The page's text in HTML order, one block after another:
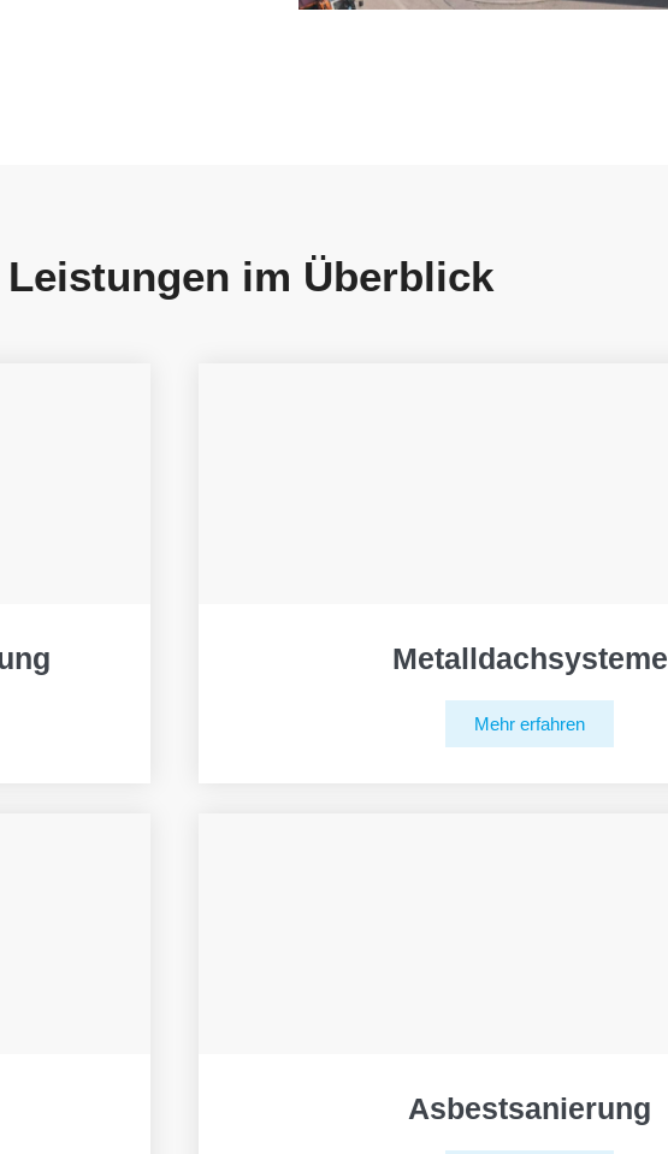
Leistungen im Überblick
Metalldachsysteme
Mehr erfahren
Asbestsanierung